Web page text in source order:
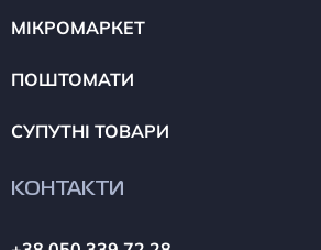
МІКРОМАРКЕТ
ПОШТОМАТИ
СУПУТНІ ТОВАРИ
КОНТАКТИ